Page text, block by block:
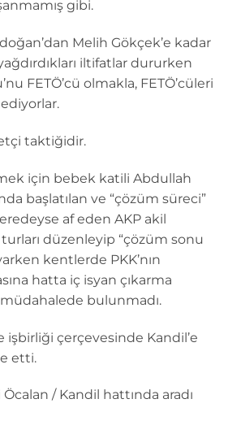
gibi.
Melih Gökçek’e kadar
iltifatlar dururken
FETÖ’cü olmakla, FETÖ’cüleri
taktiğidir.
için bebek katili Abdullah
başlatılan ve “çözüm süreci”
af eden AKP akil
düzenleyip “çözüm sonu
kentlerde PKK’nın
hatta iç isyan çıkarma
bulunmadı.
işbirliği çerçevesinde Kandil’e
etti.
/ Kandil hattında aradı